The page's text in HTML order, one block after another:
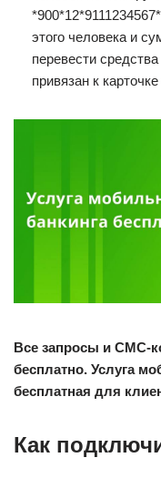
этого человека и
перевести
привязан к
Все запросы и СМС-
бесплатно. Услуга
бесплатная для
Как